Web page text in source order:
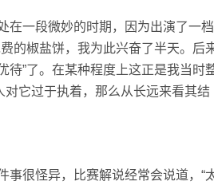
在一段微妙的时期，因为出演了一档
的椒盐饼，我为此兴奋了半天。后
待”了。在某种程度上这正是我当时
它过于执着，那么从长远来看其结
事很怪异，比赛解说经常会说道，“